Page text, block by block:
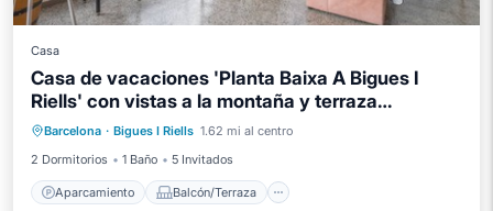
Casa
Casa de vacaciones 'Planta Baixa A Bigues I
Riells' con vistas a la montaña y terraza
compartida
Barcelona · Bigues I Riells 1.62 mi al centro
2 Dormitorios
1 Baño 5 Invitados
Aparcamiento Balcón/Terraza
Aparcamiento
Balcón/Terraza
Cocina
Internet